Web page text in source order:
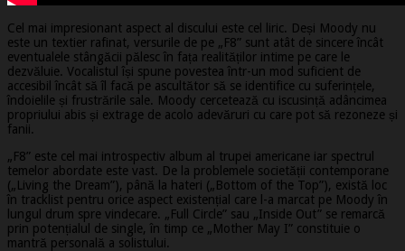
Cel mai impresionant aspect al discului este cel liric. Deși Moody nu
este un textier rafinat, versurile de pe „F8” sunt atât de sincere încât
eventualele stângăcii pălesc în fața realităților intime pe care le
dezvăluie. Vocalistul își spune povestea într-un mod suficient de
accesibil încât să îl facă pe ascultător să se identifice cu suferințele,
îndoielile și frustrările sale. Moody cercetează cu iscusință adâncimea
propriului abis și extrage de acolo adevăruri cu care pot să rezoneze și
fanii.
„F8” este cel mai introspectiv album al trupei americane iar spectrul
temelor abordate este vast. De la problemele societății contemporane
(„Living the Dream”), până la hateri („Bottom of the Top”), există loc
în tracklist pentru orice aspect existențial care l-a marcat pe Moody în
lungul drum spre vindecare. „Full Circle” sau „Inside Out” se remarcă
prin potențialul de single, în timp ce „Mother May I” constituie o
mantră personală a solistului.